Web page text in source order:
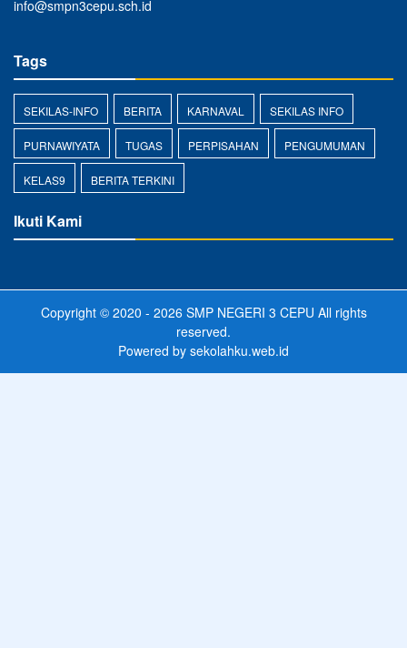
info@smpn3cepu.sch.id
Tags
SEKILAS-INFO BERITA KARNAVAL SEKILAS INFO
PURNAWIYATA TUGAS PERPISAHAN PENGUMUMAN
KELAS9 BERITA TERKINI
Ikuti Kami
Copyright © 2020 - 2026 SMP NEGERI 3 CEPU All rights
reserved.
Powered by sekolahku.web.id